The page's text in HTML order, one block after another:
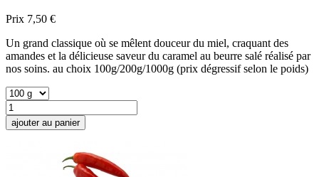
Prix 7,50 €
Un grand classique où se mêlent douceur du miel, craquant des
amandes et la délicieuse saveur du caramel au beurre salé réalisé par
nos soins. au choix 100g/200g/1000g (prix dégressif selon le poids)
ajouter au panier